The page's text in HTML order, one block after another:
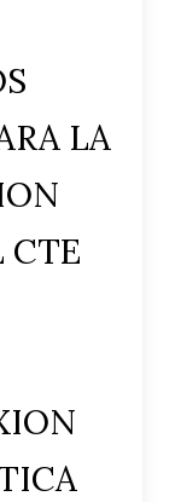
LA
CTE